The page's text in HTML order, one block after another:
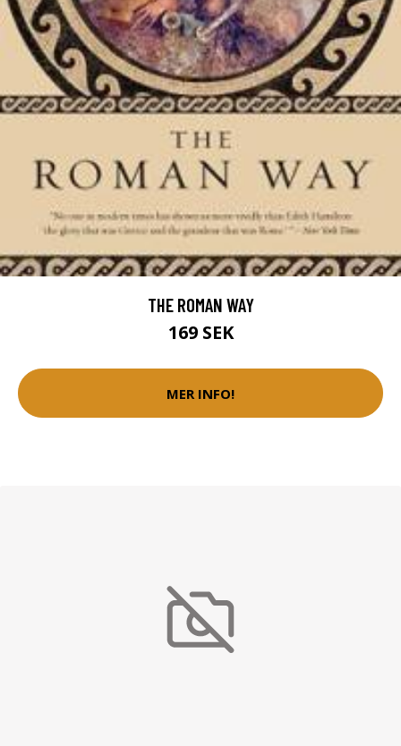
THE ROMAN WAY
169 SEK
MER INFO!